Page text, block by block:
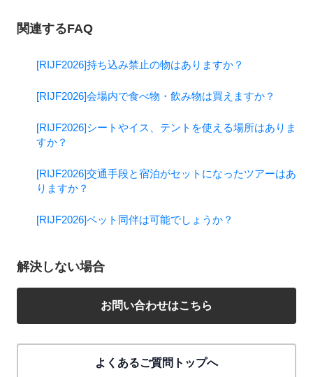
関連するFAQ
[RIJF2026]持ち込み禁止の物はありますか？
[RIJF2026]会場内で食べ物・飲み物は買えますか？
[RIJF2026]シートやイス、テントを使える場所はありま
すか？
[RIJF2026]交通手段と宿泊がセットになったツアーはあ
りますか？
[RIJF2026]ペット同伴は可能でしょうか？
解決しない場合
お問い合わせはこちら
よくあるご質問トップへ